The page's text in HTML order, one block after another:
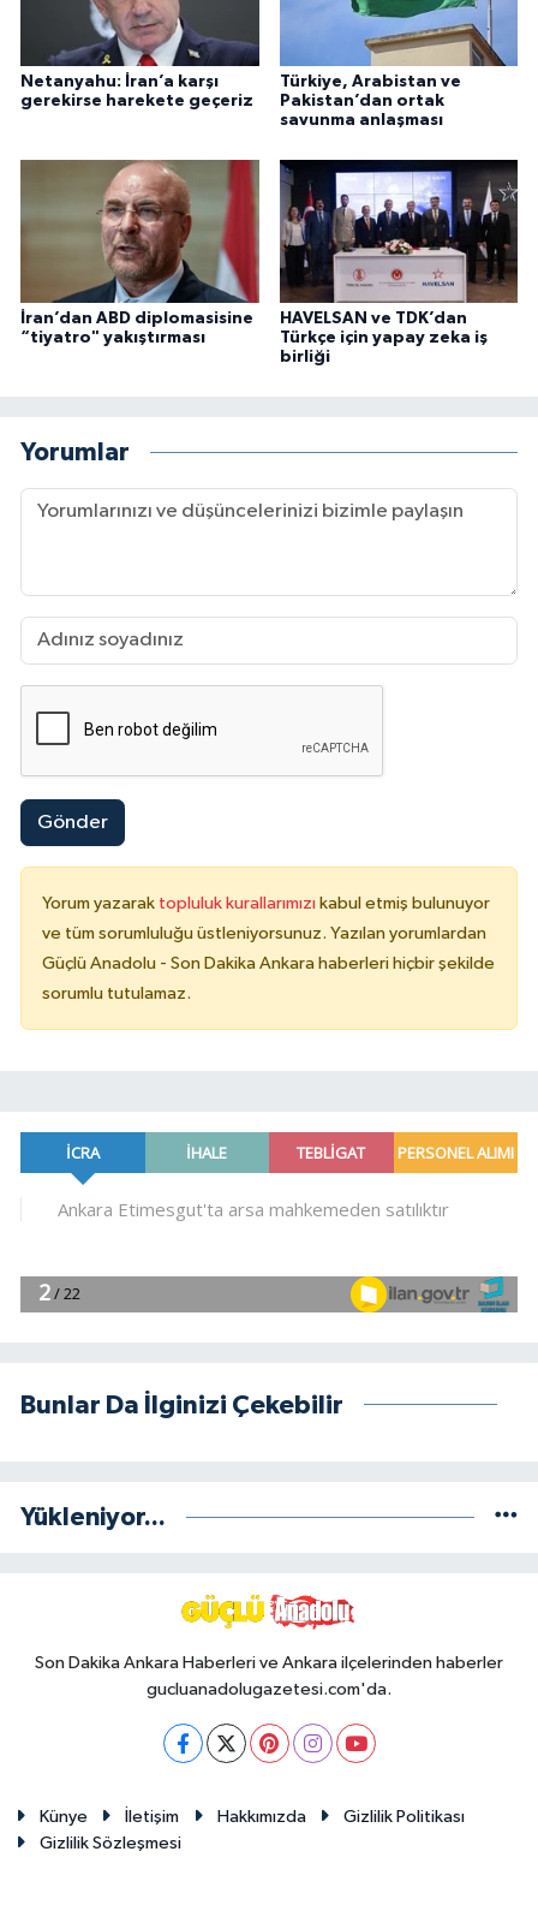
Netanyahu: İran’a karşı
gerekirse harekete geçeriz
Türkiye, Arabistan ve
Pakistan’dan ortak
savunma anlaşması
İran’dan ABD diplomasisine
“tiyatro" yakıştırması
HAVELSAN ve TDK’dan
Türkçe için yapay zeka iş
birliği
Yorumlar
Gönder
Yorum yazarak topluluk kurallarımızı kabul etmiş bulunuyor
ve tüm sorumluluğu üstleniyorsunuz. Yazılan yorumlardan
Güçlü Anadolu - Son Dakika Ankara haberleri hiçbir şekilde
sorumlu tutulamaz.
Bunlar Da İlginizi Çekebilir
Yükleniyor...
Son Dakika Ankara Haberleri ve Ankara ilçelerinden haberler
gucluanadolugazetesi.com'da.
Künye İletişim Hakkımızda
Gizlilik Politikası
Gizlilik Sözleşmesi